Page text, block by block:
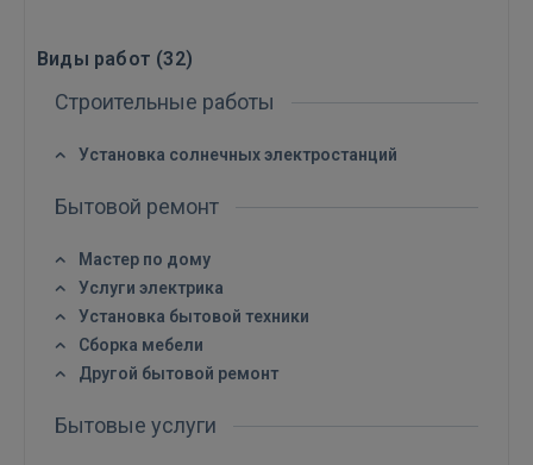
ВОЙТИ
Забыли пароль?
Виды работ (32)
Строительные работы
Установка солнечных электростанций
Бытовой ремонт
Мастер по дому
Услуги электрика
Установка бытовой техники
Сборка мебели
Другой бытовой ремонт
Бытовые услуги